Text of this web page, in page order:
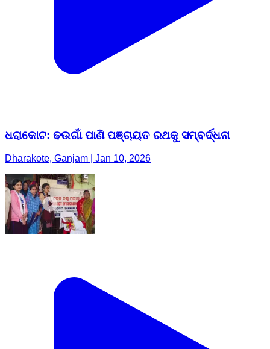
ଧରାକୋଟ: ଢଉଗାଁ ପାଣି ପଞ୍ଚାୟତ ରଥକୁ ସମ୍ବର୍ଦ୍ଧନା
Dharakote, Ganjam | Jan 10, 2026